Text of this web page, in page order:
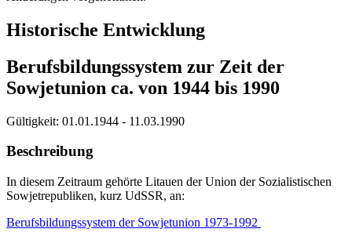
Historische Entwicklung
Berufsbildungssystem zur Zeit der
Sowjetunion ca. von 1944 bis 1990
Gültigkeit: 01.01.1944 - 11.03.1990
Beschreibung
In diesem Zeitraum gehörte Litauen der Union der Sozialistischen
Sowjetrepubliken, kurz UdSSR, an:
Berufsbildungssystem der Sowjetunion 1973-1992